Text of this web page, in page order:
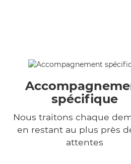
spécifique
Nous traitons chaque
en restant au plus près
attentes